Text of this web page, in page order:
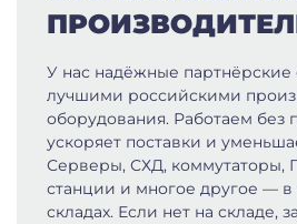
У нас надёжные
лучшими российскими
оборудования. Работаем без
ускоряет поставки и
Серверы, СХД, коммутаторы,
станции и многое другое — в
складах. Если нет на складе,